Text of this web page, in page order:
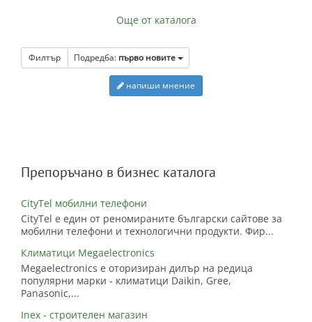
Още от каталога
Филтър Подредба: първо новите
напиши мнение
Препоръчано в бизнес каталога
CityTel мобилни телефони
CityTel е един от реномираните български сайтове за
мобилни телефони и технологични продукти. Фир...
Климатици Megaelectronics
Megaelectronics е оторизиран дилър на редица
популярни марки - климатици Daikin, Gree,
Panasonic,...
Inex - строителен магазин